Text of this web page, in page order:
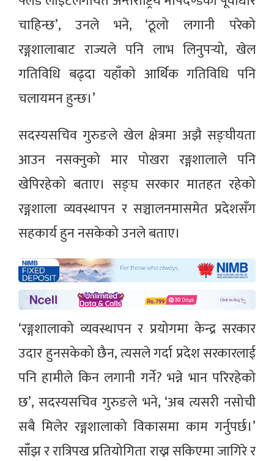
चाहिन्छ’, उनले भने, ‘ठूलो लगानी परेको
रङ्गशालाबाट राज्यले पनि लाभ लिनुपर्‍यो, खेल
गतिविधि बढ्दा यहाँको आर्थिक गतिविधि पनि
चलायमन हुन्छ।’
सदस्यसचिव गुरुङले खेल क्षेत्रमा अझै सङ्घीयता
आउन नसक्नुको मार पोखरा रङ्गशालाले पनि
खेपिरहेको बताए। सङ्घ सरकार मातहत रहेको
रङ्गशाला व्यवस्थापन र सञ्चालनमासमेत प्रदेशसँग
सहकार्य हुन नसकेको उनले बताए।
‘रङ्गशालाको व्यवस्थापन र प्रयोगमा केन्द्र सरकार
उदार हुनसकेको छैन, त्यसले गर्दा प्रदेश सरकारलाई
पनि हामीले किन लगानी गर्ने? भन्ने भान परिरहेको
छ’, सदस्यसचिव गुरुङले भने, ‘अब त्यसरी नसोची
सबै मिलेर रङ्गशालाको विकासमा काम गर्नुपर्छ।’
साँझ र रात्रिपख प्रतियोगिता राख्न सकिएमा जागिरे र